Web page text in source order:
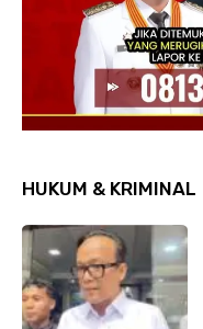
HUKUM & KRIMINAL